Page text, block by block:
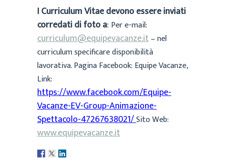
I Curriculum Vitae devono essere inviati
corredati di foto a: Per e-mail:
curriculum@equipevacanze.it–nel
curriculum specificare disponibilità
lavorativa. Pagina Facebook: Equipe Vacanze,
Link:
https://www.facebook.com/Equipe-
Vacanze-EV-Group-Animazione-
Spettacolo-47267638021/Sito Web:
www.equipevacanze.it